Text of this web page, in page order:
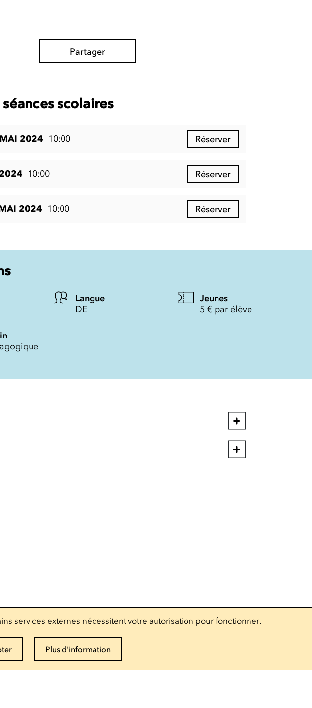
Partager
scolaires
2024 10:00 Réserver
10:00 Réserver
2024 10:00 Réserver
Langue
DE
Jeunes
5 € par élève
services externes nécessitent votre autorisation pour fonctionner.
Plus d'information